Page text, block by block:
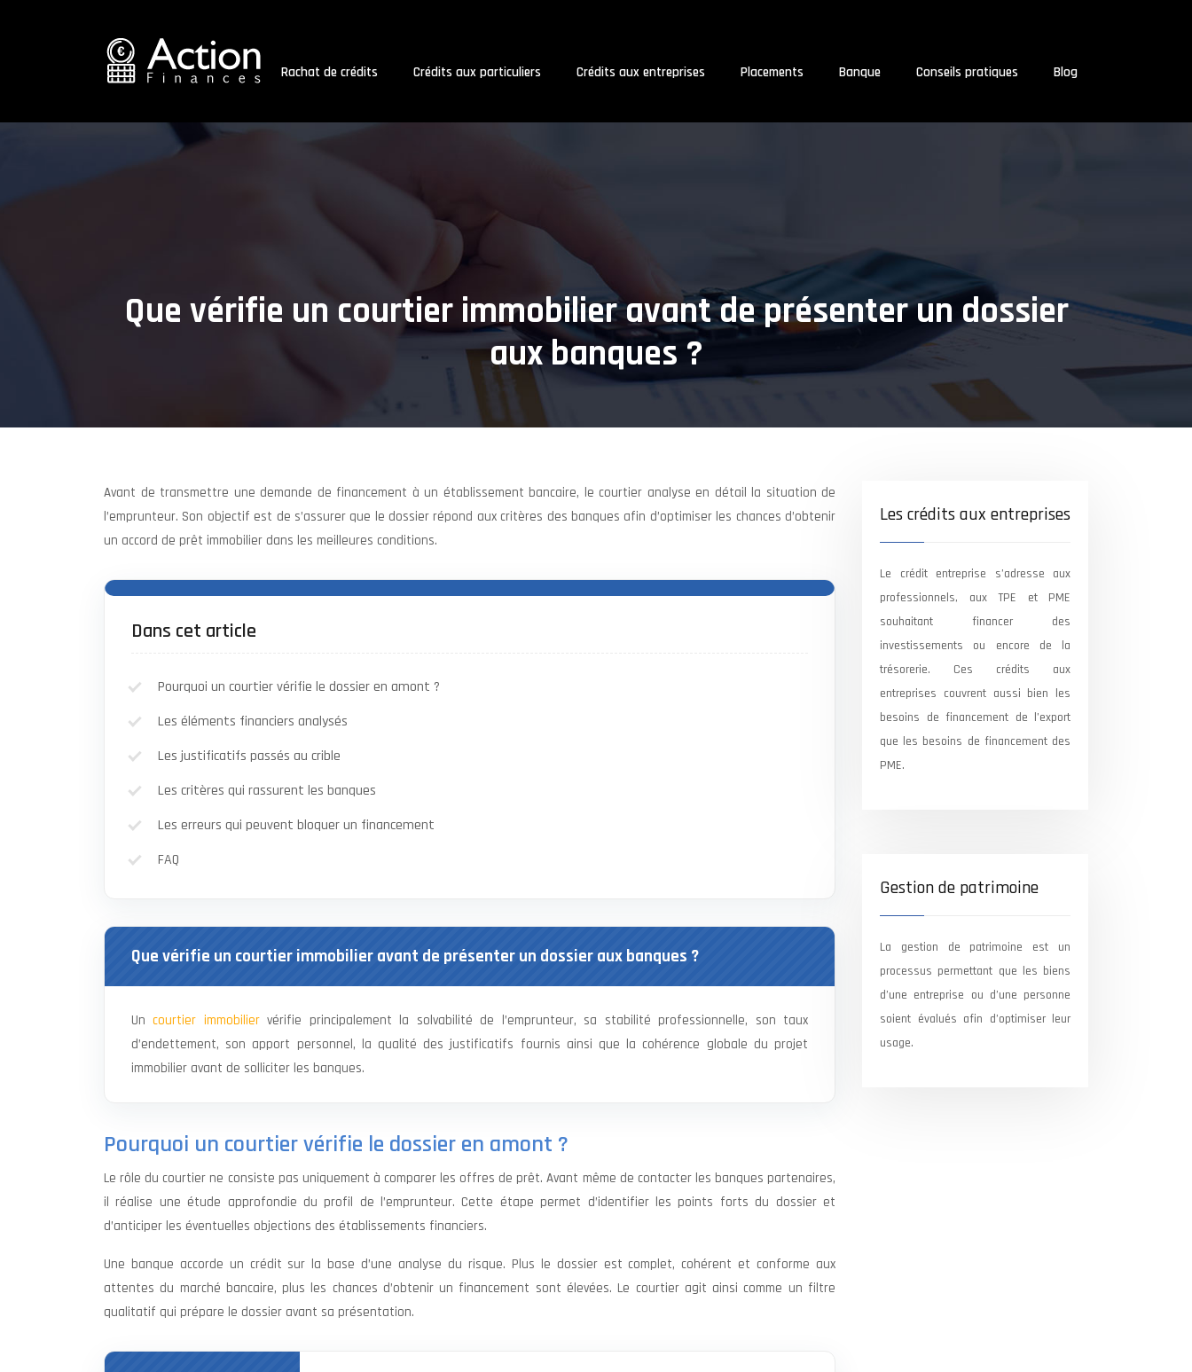
Rachat de crédits Crédits aux particuliers Crédits aux entreprises Placements Banque Conseils pratiques Blog
Que vérifie un courtier immobilier avant de présenter un dossier
aux banques ?
Avant de transmettre une demande de financement à un établissement bancaire, le courtier analyse en détail la situation de
l’emprunteur. Son objectif est de s’assurer que le dossier répond aux critères des banques afin d’optimiser les chances d’obtenir
un accord de prêt immobilier dans les meilleures conditions.
Dans cet article
Pourquoi un courtier vérifie le dossier en amont ?
Les éléments financiers analysés
Les justificatifs passés au crible
Les critères qui rassurent les banques
Les erreurs qui peuvent bloquer un financement
FAQ
Que vérifie un courtier immobilier avant de présenter un dossier aux banques ?
Uncourtier immobiliervérifie principalement la solvabilité de l’emprunteur, sa stabilité professionnelle, son taux
d’endettement, son apport personnel, la qualité des justificatifs fournis ainsi que la cohérence globale du projet
immobilier avant de solliciter les banques.
Pourquoi un courtier vérifie le dossier en amont ?
Le rôle du courtier ne consiste pas uniquement à comparer les offres de prêt. Avant même de contacter les banques partenaires,
il réalise une étude approfondie du profil de l’emprunteur. Cette étape permet d’identifier les points forts du dossier et
d’anticiper les éventuelles objections des établissements financiers.
Une banque accorde un crédit sur la base d’une analyse du risque. Plus le dossier est complet, cohérent et conforme aux
attentes du marché bancaire, plus les chances d’obtenir un financement sont élevées. Le courtier agit ainsi comme un filtre
qualitatif qui prépare le dossier avant sa présentation.
Les crédits aux entreprises
Le crédit entreprise s’adresse aux
professionnels, aux TPE et PME
souhaitant financer des
investissements ou encore de la
trésorerie. Ces crédits aux
entreprises couvrent aussi bien les
besoins de financement de l’export
que les besoins de financement des
PME.
Gestion de patrimoine
La gestion de patrimoine est un
processus permettant que les biens
d’une entreprise ou d’une personne
soient évalués afin d’optimiser leur
usage.